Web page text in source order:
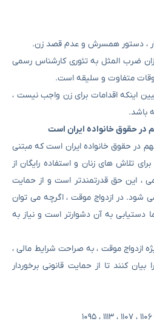
ضرب المثل به تئوری کارشناس رسمی
متفاوت و سلیقه است.
اینکه اقدامات برای زن واجب نیست ،
باشد.
در حقوق خانواده ایران است
در حقوق خانواده ایران است که مبتنی
تلاش های زنان و استفاده رایگان از
، این حق قدرتمندتر است و از حمایت
شود. در ازدواج موقت ، اگرچه می توان
دستیابی به آن دشوارتر است و نیاز به
ازدواج موقت ، به صراحت شرایط مالی ،
کنند تا از حمایت قانونی برخوردار